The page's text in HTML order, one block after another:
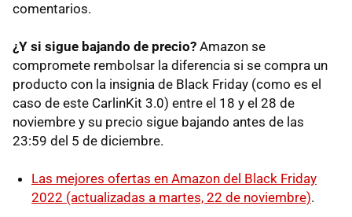
comentarios.
¿Y si sigue bajando de precio? Amazon se
compromete rembolsar la diferencia si se compra un
producto con la insignia de Black Friday (como es el
caso de este CarlinKit 3.0) entre el 18 y el 28 de
noviembre y su precio sigue bajando antes de las
23:59 del 5 de diciembre.
Las mejores ofertas en Amazon del Black Friday
2022 (actualizadas a martes, 22 de noviembre).